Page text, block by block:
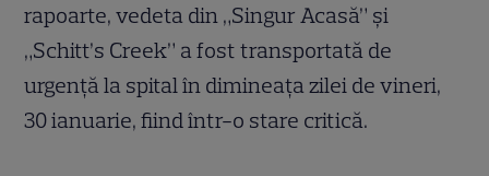
rapoarte, vedeta din „Singur Acasă” și
„Schitt’s Creek” a fost transportată de
urgență la spital în dimineața zilei de vineri,
30 ianuarie, fiind într-o stare critică.